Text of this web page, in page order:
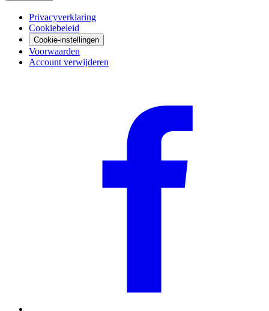
Privacyverklaring
Cookiebeleid
Cookie-instellingen
Voorwaarden
Account verwijderen